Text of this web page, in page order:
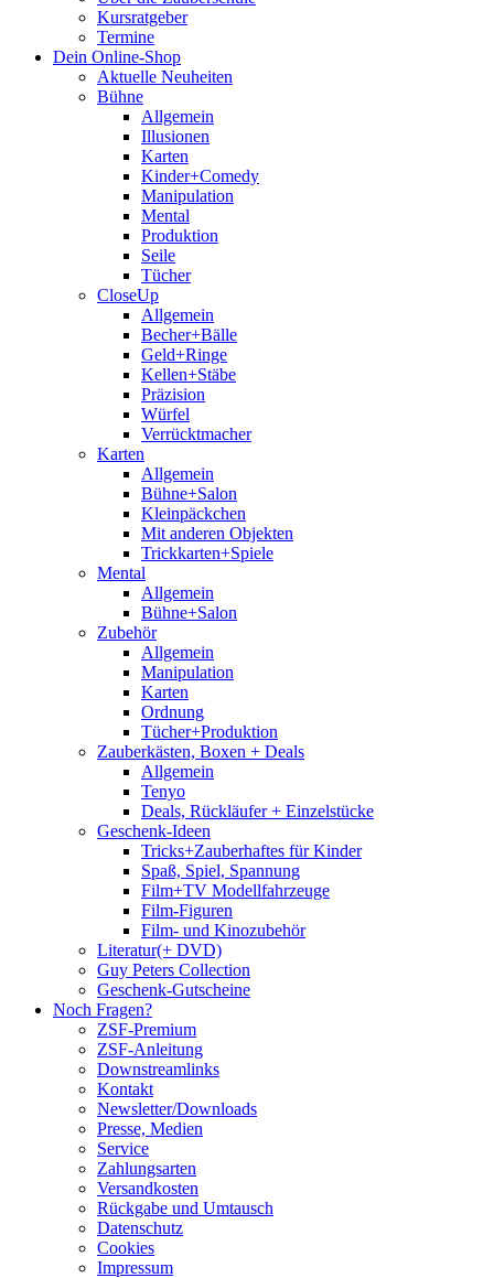
Kursratgeber
Termine
Dein Online-Shop
Aktuelle Neuheiten
Bühne
Allgemein
Illusionen
Karten
Kinder+Comedy
Manipulation
Mental
Produktion
Seile
Tücher
CloseUp
Allgemein
Becher+Bälle
Geld+Ringe
Kellen+Stäbe
Präzision
Würfel
Verrücktmacher
Karten
Allgemein
Bühne+Salon
Kleinpäckchen
Mit anderen Objekten
Trickkarten+Spiele
Mental
Allgemein
Bühne+Salon
Zubehör
Allgemein
Manipulation
Karten
Ordnung
Tücher+Produktion
Zauberkästen, Boxen + Deals
Allgemein
Tenyo
Deals, Rückläufer + Einzelstücke
Geschenk-Ideen
Tricks+Zauberhaftes für Kinder
Spaß, Spiel, Spannung
Film+TV Modellfahrzeuge
Film-Figuren
Film- und Kinozubehör
Literatur(+ DVD)
Guy Peters Collection
Geschenk-Gutscheine
Noch Fragen?
ZSF-Premium
ZSF-Anleitung
Downstreamlinks
Kontakt
Newsletter/Downloads
Presse, Medien
Service
Zahlungsarten
Versandkosten
Rückgabe und Umtausch
Datenschutz
Cookies
Impressum